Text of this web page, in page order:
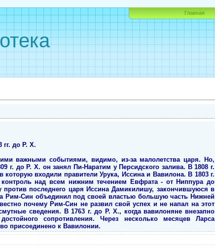
Главная
до Р. Х.
важными событиями, видимо, из-за малолетства царя. Но,
г. до Р. Х. он занял Пи-Наратим у Персидского залива. В 1808 г.
входили правители Урука, Иссина и Вавилона. В 1803 г.
над всем нижним течением Евфрата - от Ниппура до
последнего царя Иссина Дамикилишу, закончившуюся в
Рим-Син объединил под своей властью большую часть Нижней
почему Рим-Син не развил свой успех и не напал на этот
сведения. В 1763 г. до Р. Х., когда вавилоняне внезапно
сопротивления. Через несколько месяцев Ларса
присоединено к Вавилонии.